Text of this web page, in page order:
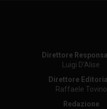
Direttore
Luigi D’Alise
Direttore
Raffaele Tovino
Redazione